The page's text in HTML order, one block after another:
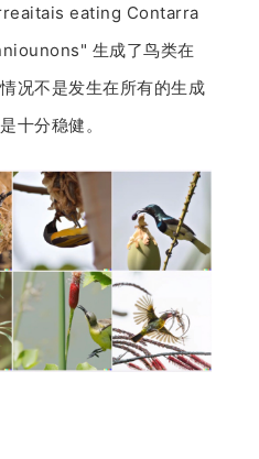
eating Contarra
生成了鸟类在
况不是发生在所有的生成
十分稳健。